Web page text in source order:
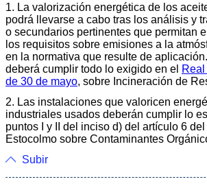
1. La valorización energética de los
podrá llevarse a cabo tras los análisis y
o secundarios pertinentes que permitan
los requisitos sobre emisiones a la
en la normativa que resulte de
deberá cumplir todo lo exigido en el
de 30 de mayo, sobre Incineración de
2. Las instalaciones que valoricen
industriales usados deberán cumplir lo
puntos I y II del inciso d) del artículo 6
Estocolmo sobre Contaminantes
Subir